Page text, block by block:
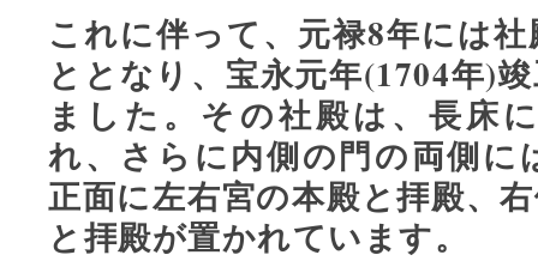
これに伴って、元禄8年には
ととなり、宝永元年(1704年)
ました。その社殿は、長床
れ、さらに内側の門の両側に
正面に左右宮の本殿と拝殿、
と拝殿が置かれています。